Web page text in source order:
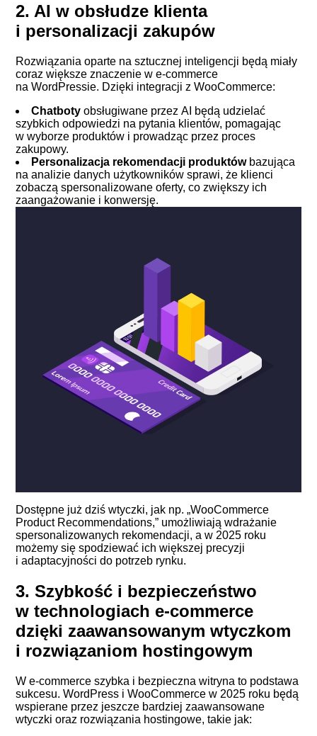
2. AI w obsłudze klienta
i personalizacji zakupów
Rozwiązania oparte na sztucznej inteligencji będą miały
coraz większe znaczenie w e-commerce
na WordPressie. Dzięki integracji z WooCommerce:
Chatboty obsługiwane przez AI będą udzielać
szybkich odpowiedzi na pytania klientów, pomagając
w wyborze produktów i prowadząc przez proces
zakupowy.
Personalizacja rekomendacji produktówbazująca
na analizie danych użytkowników sprawi, że klienci
zobaczą spersonalizowane oferty, co zwiększy ich
zaangażowanie i konwersję.
Dostępne już dziś wtyczki, jak np. „WooCommerce
Product Recommendations,” umożliwiają wdrażanie
spersonalizowanych rekomendacji, a w 2025 roku
możemy się spodziewać ich większej precyzji
i adaptacyjności do potrzeb rynku.
3. Szybkość i bezpieczeństwo
w technologiach e-commerce
dzięki zaawansowanym wtyczkom
i rozwiązaniom hostingowym
W e-commerce szybka i bezpieczna witryna to podstawa
sukcesu. WordPress i WooCommerce w 2025 roku będą
wspierane przez jeszcze bardziej zaawansowane
wtyczki oraz rozwiązania hostingowe, takie jak: